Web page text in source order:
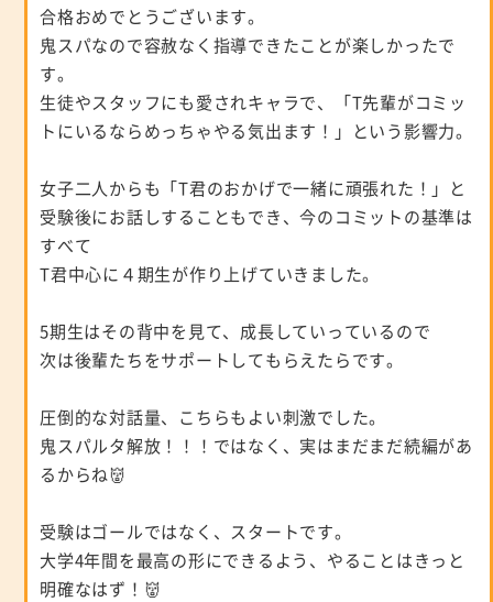
合格おめでとうございます。
鬼スパなので容赦なく指導できたことが楽しかったで
す。
生徒やスタッフにも愛されキャラで、「T先輩がコミッ
トにいるならめっちゃやる気出ます！」という影響力。
女子二人からも「T君のおかげで一緒に頑張れた！」と
受験後にお話しすることもでき、今のコミットの基準は
すべて
T君中心に４期生が作り上げていきました。
5期生はその背中を見て、成長していっているので
次は後輩たちをサポートしてもらえたらです。
圧倒的な対話量、こちらもよい刺激でした。
鬼スパルタ解放！！！ではなく、実はまだまだ続編があ
るからね👹
受験はゴールではなく、スタートです。
大学4年間を最高の形にできるよう、やることはきっと
明確なはず！👹